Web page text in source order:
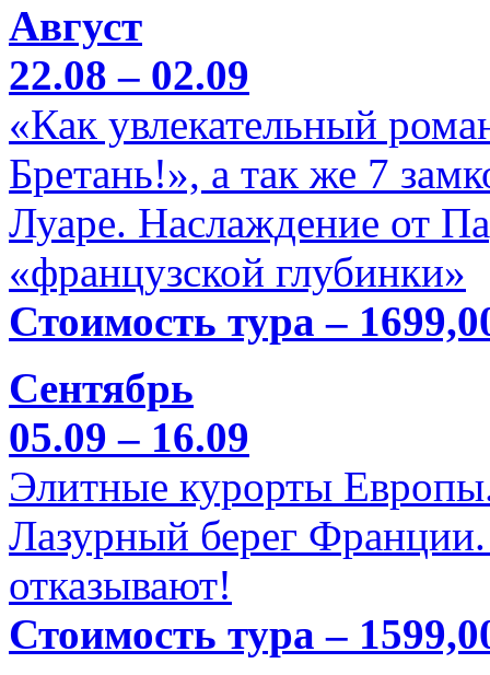
Август
22.08 – 02.09
«Как увлекательный
Бретань!», а так же 7
Луаре. Наслаждение от
«французской глубинки»
Стоимость тура –
Сентябрь
05.09 – 16.09
Элитные курорты
Лазурный берег
отказывают!
Стоимость тура –